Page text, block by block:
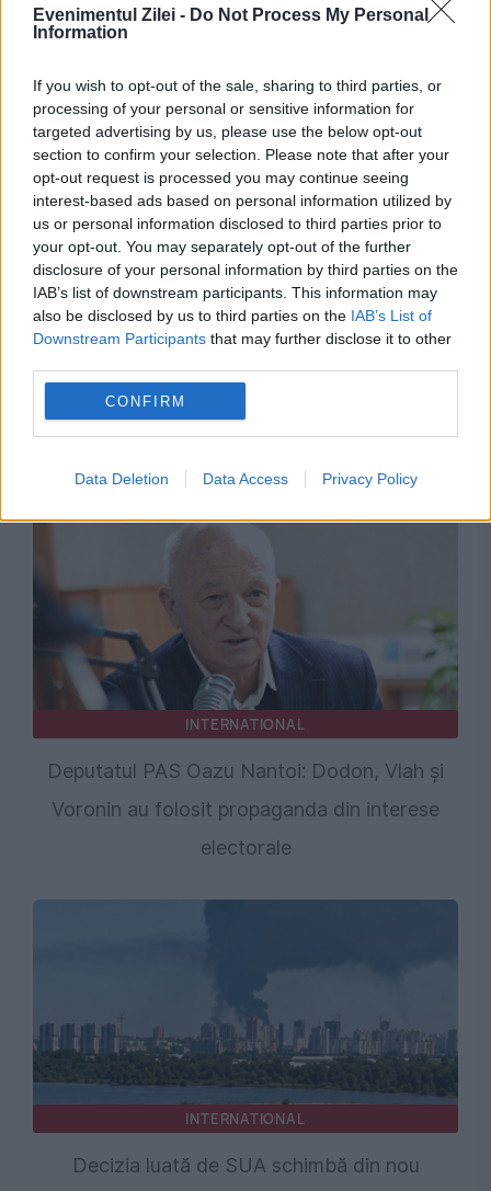
Evenimentul Zilei - Do Not Process My Personal
Information
If you wish to opt-out of the sale, sharing to third parties, or
processing of your personal or sensitive information for
targeted advertising by us, please use the below opt-out
section to confirm your selection. Please note that after your
opt-out request is processed you may continue seeing
interest-based ads based on personal information utilized by
us or personal information disclosed to third parties prior to
your opt-out. You may separately opt-out of the further
disclosure of your personal information by third parties on the
IAB’s list of downstream participants. This information may
also be disclosed by us to third parties on the IAB’s List of
Downstream Participants that may further disclose it to other
CONFIRM
Data Deletion Data Access Privacy Policy
Recomandările noastre
INTERNATIONAL
Deputatul PAS Oazu Nantoi: Dodon, Vlah și
Voronin au folosit propaganda din interese
electorale
INTERNATIONAL
Decizia luată de SUA schimbă din nou